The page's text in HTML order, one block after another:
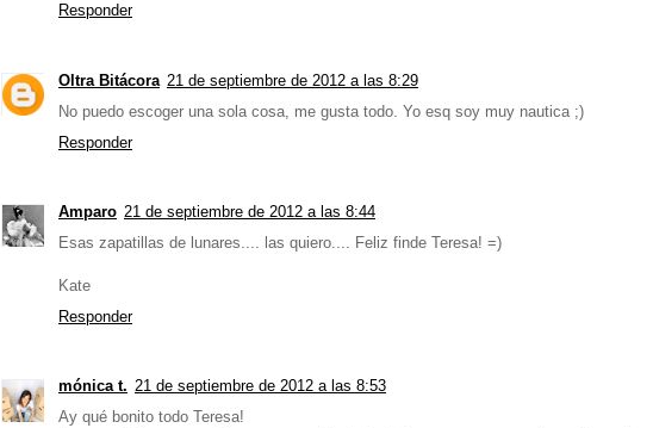
Responder
Oltra Bitácora 21 de septiembre de 2012 a las 8:29
No puedo escoger una sola cosa, me gusta todo. Yo esq soy muy nautica ;)
Responder
Amparo 21 de septiembre de 2012 a las 8:44
Esas zapatillas de lunares.... las quiero.... Feliz finde Teresa! =)
Kate
Responder
mónica t. 21 de septiembre de 2012 a las 8:53
Ay qué bonito todo Teresa!